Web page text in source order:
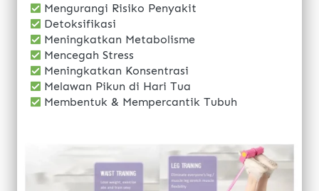
Mengurangi Risiko Penyakit
Detoksifikasi
Meningkatkan Metabolisme
Mencegah Stress
Meningkatkan Konsentrasi
Melawan Pikun di Hari Tua
Membentuk & Mempercantik Tubuh